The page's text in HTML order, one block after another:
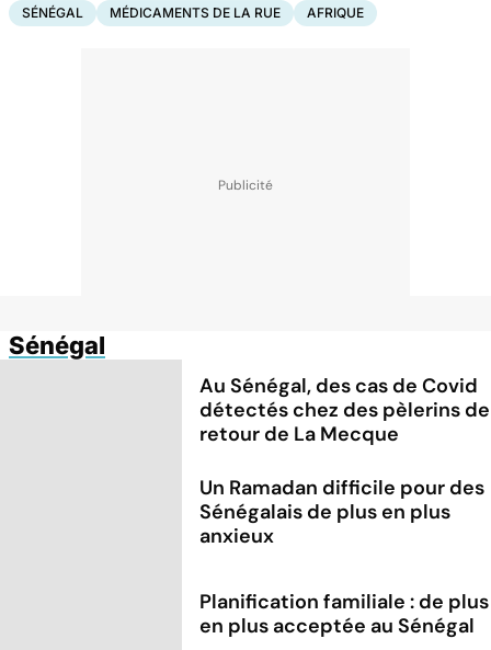
SÉNÉGAL MÉDICAMENTS DE LA RUE AFRIQUE
Sénégal
Au Sénégal, des cas de Covid
détectés chez des pèlerins de
retour de La Mecque
Un Ramadan difficile pour des
Sénégalais de plus en plus
anxieux
Planification familiale : de plus
en plus acceptée au Sénégal